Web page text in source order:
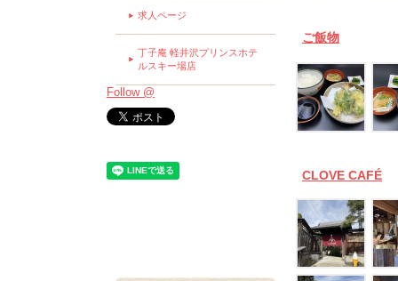
ご飯物
CLOVE CAFÉ
求人ページ
丁子庵 軽井沢プリンスホテ
ルスキー場店
Follow @